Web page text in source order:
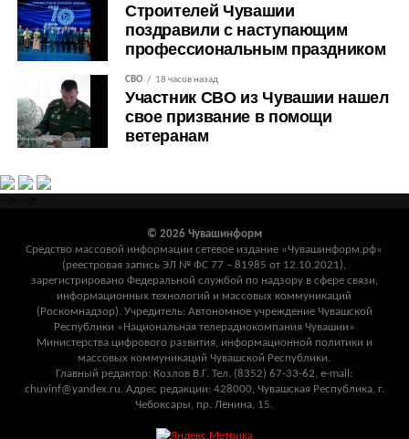
Строителей Чувашии
поздравили с наступающим
профессиональным праздником
СВО 18 часов назад
Участник СВО из Чувашии нашел
свое призвание в помощи
ветеранам
© 2026 Чувашинформ
Средство массовой информации сетевое издание «Чувашинформ.рф»
(реестровая запись ЭЛ № ФС 77 – 81985 от 12.10.2021),
зарегистрировано Федеральной службой по надзору в сфере связи,
информационных технологий и массовых коммуникаций
(Роскомнадзор). Учредитель: Автономное учреждение Чувашской
Республики «Национальная телерадиокомпания Чувашии»
Министерства цифрового развития, информационной политики и
массовых коммуникаций Чувашской Республики.
Главный редактор: Козлов В.Г. Тел. (8352) 67-33-62, e-mail:
chuvinf@yandex.ru. Адрес редакции: 428000, Чувашская Республика, г.
Чебоксары, пр. Ленина, 15.